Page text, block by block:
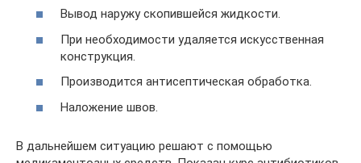
Вывод наружу скопившейся жидкости.
При необходимости удаляется искусственная
конструкция.
Производится антисептическая обработка.
Наложение швов.
В дальнейшем ситуацию решают с помощью